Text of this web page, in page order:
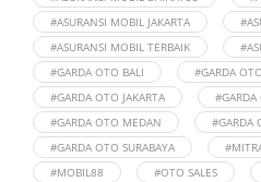
#ASURANSI MOBIL JAKARTA
#ASURANSI MOBIL TERBAIK
#GARDA OTO BALI
#GARDA
#GARDA OTO JAKARTA
#GARDA OTO MEDAN
#GARDA
#GARDA OTO SURABAYA
#MOBIL88
#OTO SALES